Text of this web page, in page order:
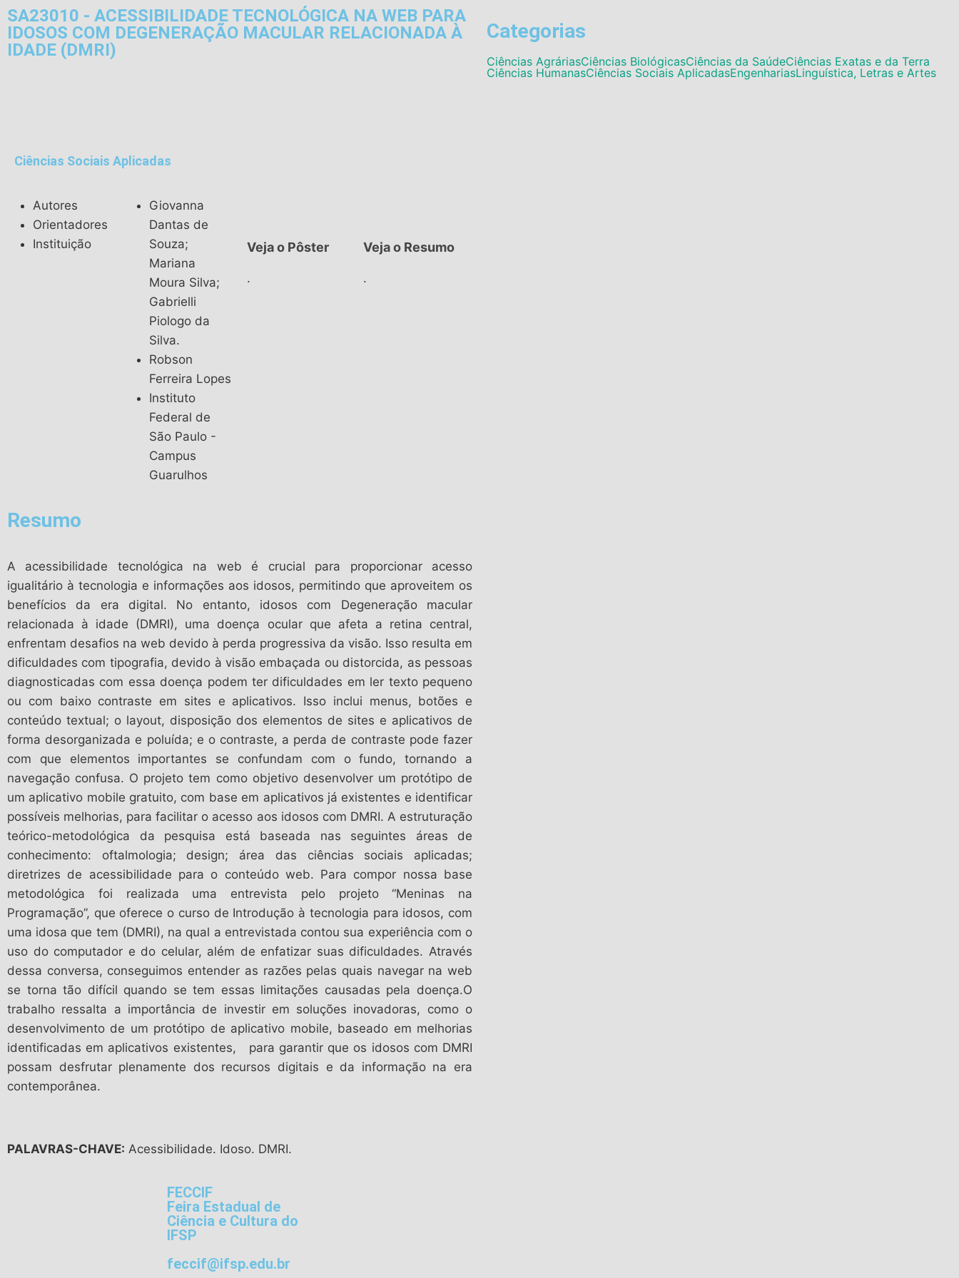
SA23010 - ACESSIBILIDADE TECNOLÓGICA NA WEB PARA
IDOSOS COM DEGENERAÇÃO MACULAR RELACIONADA À
IDADE (DMRI)
Ciências Sociais Aplicadas
Autores
Orientadores
Instituição
Giovanna
Dantas de
Souza;
Mariana
Moura Silva;
Gabrielli
Piologo da
Silva.
Robson
Ferreira Lopes
Instituto
Federal de
São Paulo -
Campus
Guarulhos
Veja o Pôster
.
Veja o Resumo
.
Resumo
A acessibilidade tecnológica na web é crucial para proporcionar acesso
igualitário à tecnologia e informações aos idosos, permitindo que aproveitem os
benefícios da era digital. No entanto, idosos com Degeneração macular
relacionada à idade (DMRI), uma doença ocular que afeta a retina central,
enfrentam desafios na web devido à perda progressiva da visão. Isso resulta em
dificuldades com tipografia, devido à visão embaçada ou distorcida, as pessoas
diagnosticadas com essa doença podem ter dificuldades em ler texto pequeno
ou com baixo contraste em sites e aplicativos. Isso inclui menus, botões e
conteúdo textual; o layout, disposição dos elementos de sites e aplicativos de
forma desorganizada e poluída; e o contraste, a perda de contraste pode fazer
com que elementos importantes se confundam com o fundo, tornando a
navegação confusa. O projeto tem como objetivo desenvolver um protótipo de
um aplicativo mobile gratuito, com base em aplicativos já existentes e identificar
possíveis melhorias, para facilitar o acesso aos idosos com DMRI. A estruturação
teórico-metodológica da pesquisa está baseada nas seguintes áreas de
conhecimento: oftalmologia; design; área das ciências sociais aplicadas;
diretrizes de acessibilidade para o conteúdo web. Para compor nossa base
metodológica foi realizada uma entrevista pelo projeto “Meninas na
Programação”, que oferece o curso de Introdução à tecnologia para idosos, com
uma idosa que tem (DMRI), na qual a entrevistada contou sua experiência com o
uso do computador e do celular, além de enfatizar suas dificuldades. Através
dessa conversa, conseguimos entender as razões pelas quais navegar na web
se torna tão difícil quando se tem essas limitações causadas pela doença.O
trabalho ressalta a importância de investir em soluções inovadoras, como o
desenvolvimento de um protótipo de aplicativo mobile, baseado em melhorias
identificadas em aplicativos existentes, para garantir que os idosos com DMRI
possam desfrutar plenamente dos recursos digitais e da informação na era
contemporânea.
PALAVRAS-CHAVE: Acessibilidade. Idoso. DMRI.
Categorias
Ciências AgráriasCiências BiológicasCiências da SaúdeCiências Exatas e da Terra
Ciências HumanasCiências Sociais AplicadasEngenhariasLinguística, Letras e Artes
FECCIF
Feira Estadual de
Ciência e Cultura do
IFSP
feccif@ifsp.edu.br